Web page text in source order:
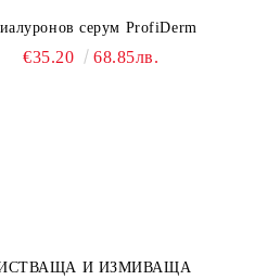
серум ProfiDerm
€35.20 68.85лв.
И ИЗМИВАЩА